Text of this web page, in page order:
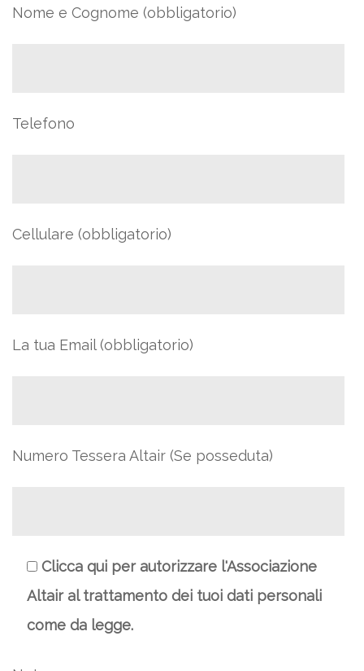
Nome e Cognome (obbligatorio)
Telefono
Cellulare (obbligatorio)
La tua Email (obbligatorio)
Numero Tessera Altair (Se posseduta)
Clicca qui per autorizzare l'Associazione
Altair al trattamento dei tuoi dati personali
come da legge.